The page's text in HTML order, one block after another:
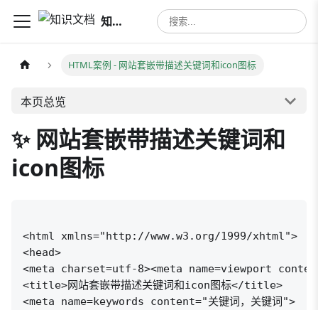
知识文档
HTML案例 - 网站套嵌带描述关键词和icon图标
本页总览
✨ 网站套嵌带描述关键词和
icon图标
<html xmlns="http://www.w3.org/1999/xhtml">
<head>
<meta charset=utf-8><meta name=viewport
<title>网站套嵌带描述关键词和icon图标</title>
<meta name=keywords content="关键词，关键词">